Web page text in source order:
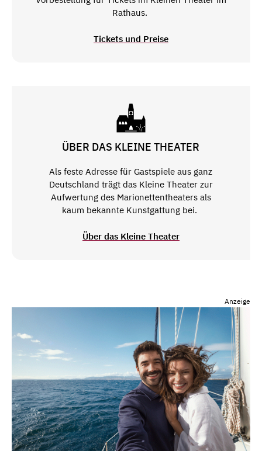
Rathaus.
Tickets und Preise
ÜBER DAS KLEINE THEATER
Als feste Adresse für Gastspiele aus ganz
Deutschland trägt das Kleine Theater zur
Aufwertung des Marionettentheaters als
kaum bekannte Kunstgattung bei.
Über das Kleine Theater
Anzeige